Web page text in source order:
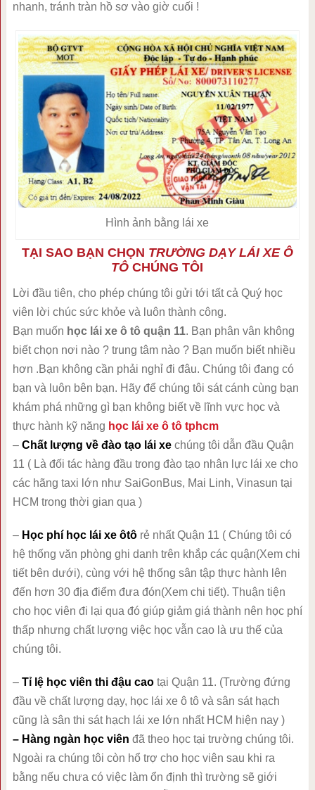
nhanh, tránh tràn hồ sơ vào giờ cuối !
Hình ảnh bằng lái xe
TẠI SAO BẠN CHỌN TRƯỜNG DẠY LÁI XE Ô
TÔ CHÚNG TÔI
Lời đầu tiên, cho phép chúng tôi gửi tới tất cả Quý học
viên lời chúc sức khỏe và luôn thành công.
Bạn muốn học lái xe ô tô quận 11. Bạn phân vân không
biết chọn nơi nào ? trung tâm nào ? Bạn muốn biết nhiều
hơn .Bạn không cần phải nghỉ đi đâu. Chúng tôi đang có
bạn và luôn bên bạn. Hãy để chúng tôi sát cánh cùng bạn
khám phá những gì bạn không biết về lĩnh vực học và
thực hành kỹ năng học lái xe ô tô tphcm
– Chất lượng về đào tạo lái xechúng tôi dẫn đầu Quận
11 ( Là đối tác hàng đầu trong đào tạo nhân lực lái xe cho
các hãng taxi lớn như SaiGonBus, Mai Linh, Vinasun tại
HCM trong thời gian qua )
– Học phí học lái xe ôtô rẻ nhất Quận 11 ( Chúng tôi có
hệ thống văn phòng ghi danh trên khắp các quận(Xem chi
tiết bên dưới), cùng với hệ thống sân tập thực hành lên
đến hơn 30 địa điểm đưa đón(Xem chi tiết). Thuận tiện
cho học viên đi lại qua đó giúp giảm giá thành nên học phí
thấp nhưng chất lượng việc học vẫn cao là ưu thế của
chúng tôi.
– Tỉ lệ học viên thi đậu caotại Quận 11. (Trường đứng
đầu về chất lượng dạy, học lái xe ô tô và sân sát hạch
cũng là sân thi sát hạch lái xe lớn nhất HCM hiện nay )
– Hàng ngàn học viên đã theo học tại trường chúng tôi.
Ngoài ra chúng tôi còn hổ trợ cho học viên sau khi ra
bằng nếu chưa có việc làm ổn định thì trường sẽ giới